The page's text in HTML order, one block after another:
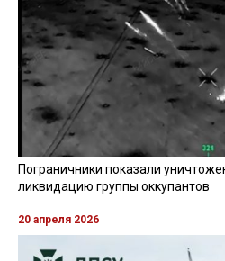
Пограничники показали
ликвидацию группы оккупантов
20 апреля 2026